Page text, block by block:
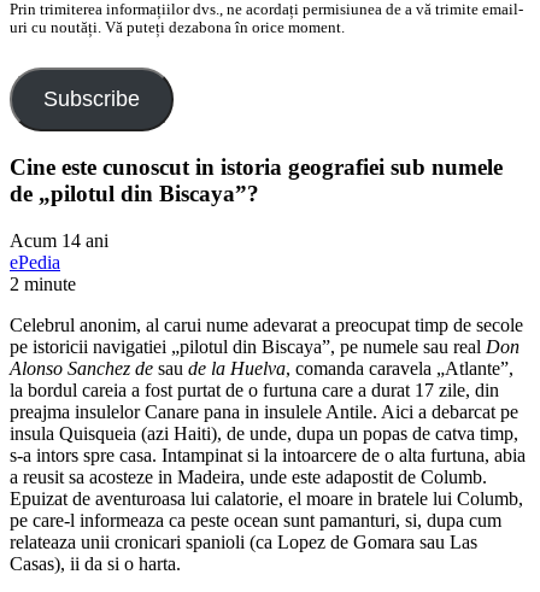
Prin trimiterea informațiilor dvs., ne acordați permisiunea de a vă trimite email-
uri cu noutăți. Vă puteți dezabona în orice moment.
Subscribe
Cine este cunoscut in istoria geografiei sub numele
de „pilotul din Biscaya”?
Acum 14 ani
ePedia
2 minute
Celebrul anonim, al carui nume adevarat a preocupat timp de secole
pe istoricii navigatiei „pilotul din Biscaya”, pe numele sau real Don
Alonso Sanchez de sau de la Huelva, comanda caravela „Atlante”,
la bordul careia a fost purtat de o furtuna care a durat 17 zile, din
preajma insulelor Canare pana in insulele Antile. Aici a debarcat pe
insula Quisqueia (azi Haiti), de unde, dupa un popas de catva timp,
s-a intors spre casa. Intampinat si la intoarcere de o alta furtuna, abia
a reusit sa acosteze in Madeira, unde este adapostit de Columb.
Epuizat de aventuroasa lui calatorie, el moare in bratele lui Columb,
pe care-l informeaza ca peste ocean sunt pamanturi, si, dupa cum
relateaza unii cronicari spanioli (ca Lopez de Gomara sau Las
Casas), ii da si o harta.